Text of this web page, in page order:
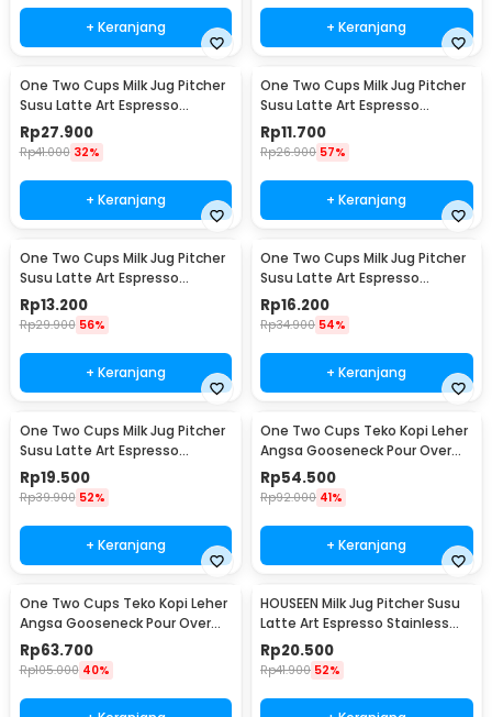
+ Keranjang + Keranjang
One Two Cups Milk Jug Pitcher
Susu Latte Art Espresso
Stainless Steel 200ml - J068
Rp27.900
Rp41.000 32%
+ Keranjang
One Two Cups Milk Jug Pitcher
Susu Latte Art Espresso
Stainless Steel 1oz - S06HG
Rp11.700
Rp26.900 57%
+ Keranjang
One Two Cups Milk Jug Pitcher
Susu Latte Art Espresso
Stainless Steel 1.5oz - S06HG
Rp13.200
Rp29.900 56%
+ Keranjang
One Two Cups Milk Jug Pitcher
Susu Latte Art Espresso
Stainless Steel 3oz - S06HG
Rp16.200
Rp34.900 54%
+ Keranjang
One Two Cups Milk Jug Pitcher
Susu Latte Art Espresso
Stainless Steel 5oz - S06HG
Rp19.500
Rp39.900 52%
+ Keranjang
One Two Cups Teko Kopi Leher
Angsa Gooseneck Pour Over
Drip Kettle 250ml - AA049
Rp54.500
Rp92.000 41%
+ Keranjang
One Two Cups Teko Kopi Leher
Angsa Gooseneck Pour Over
Drip Kettle 350ml - AA049
Rp63.700
Rp105.000 40%
HOUSEEN Milk Jug Pitcher Susu
Latte Art Espresso Stainless
Steel 55ml - DL060
Rp20.500
Rp41.900 52%